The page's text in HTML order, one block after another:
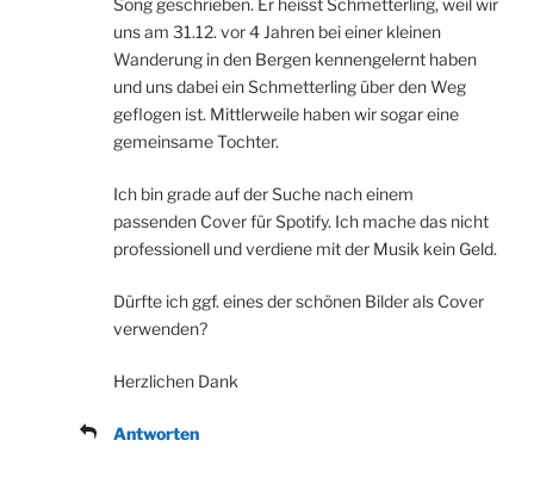
uns am 31.12. vor 4 Jahren bei einer kleinen
Wanderung in den Bergen kennengelernt haben
und uns dabei ein Schmetterling über den Weg
geflogen ist. Mittlerweile haben wir sogar eine
gemeinsame Tochter.
Ich bin grade auf der Suche nach einem
passenden Cover für Spotify. Ich mache das nicht
professionell und verdiene mit der Musik kein Geld.
Dürfte ich ggf. eines der schönen Bilder als Cover
verwenden?
Herzlichen Dank
Antworten